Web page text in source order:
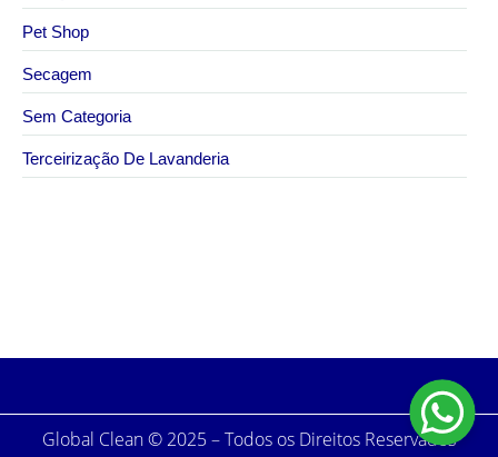
Pet Shop
Secagem
Sem Categoria
Terceirização De Lavanderia
Global Clean © 2025 – Todos os Direitos Reservados